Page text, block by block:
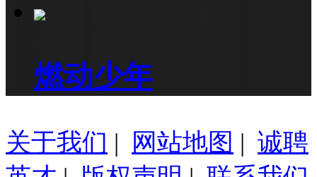
燃动少年
关于我们 | 网站地图 | 诚聘